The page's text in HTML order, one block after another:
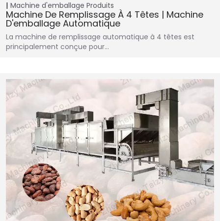
Machine d'emballage Produits
Machine De Remplissage À 4 Têtes | Machine
D'emballage Automatique
La machine de remplissage automatique à 4 têtes est
principalement conçue pour…